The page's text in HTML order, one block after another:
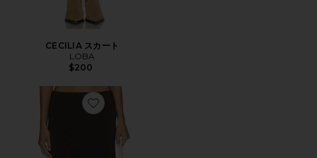
CECILIA スカート
LOBA
$200
Favorite TILLY スカート